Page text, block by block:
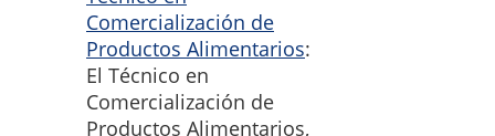
Comercialización de
Productos Alimentarios:
El Técnico en
Comercialización de
Productos Alimentarios,